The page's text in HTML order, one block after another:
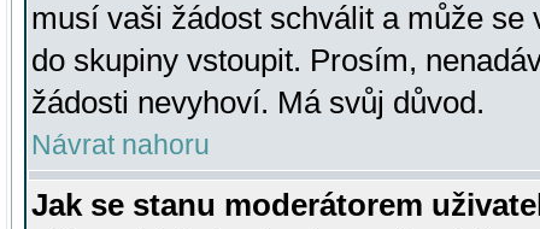
musí vaši žádost schválit a může se
do skupiny vstoupit. Prosím,
žádosti nevyhoví. Má svůj důvod.
Návrat nahoru
Jak se stanu moderátorem